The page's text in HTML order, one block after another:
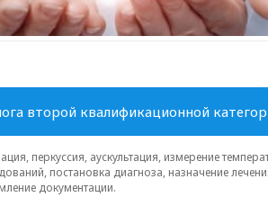
второй квалификационной
перкуссия, аускультация, измерение
постановка диагноза, назначение
документации.